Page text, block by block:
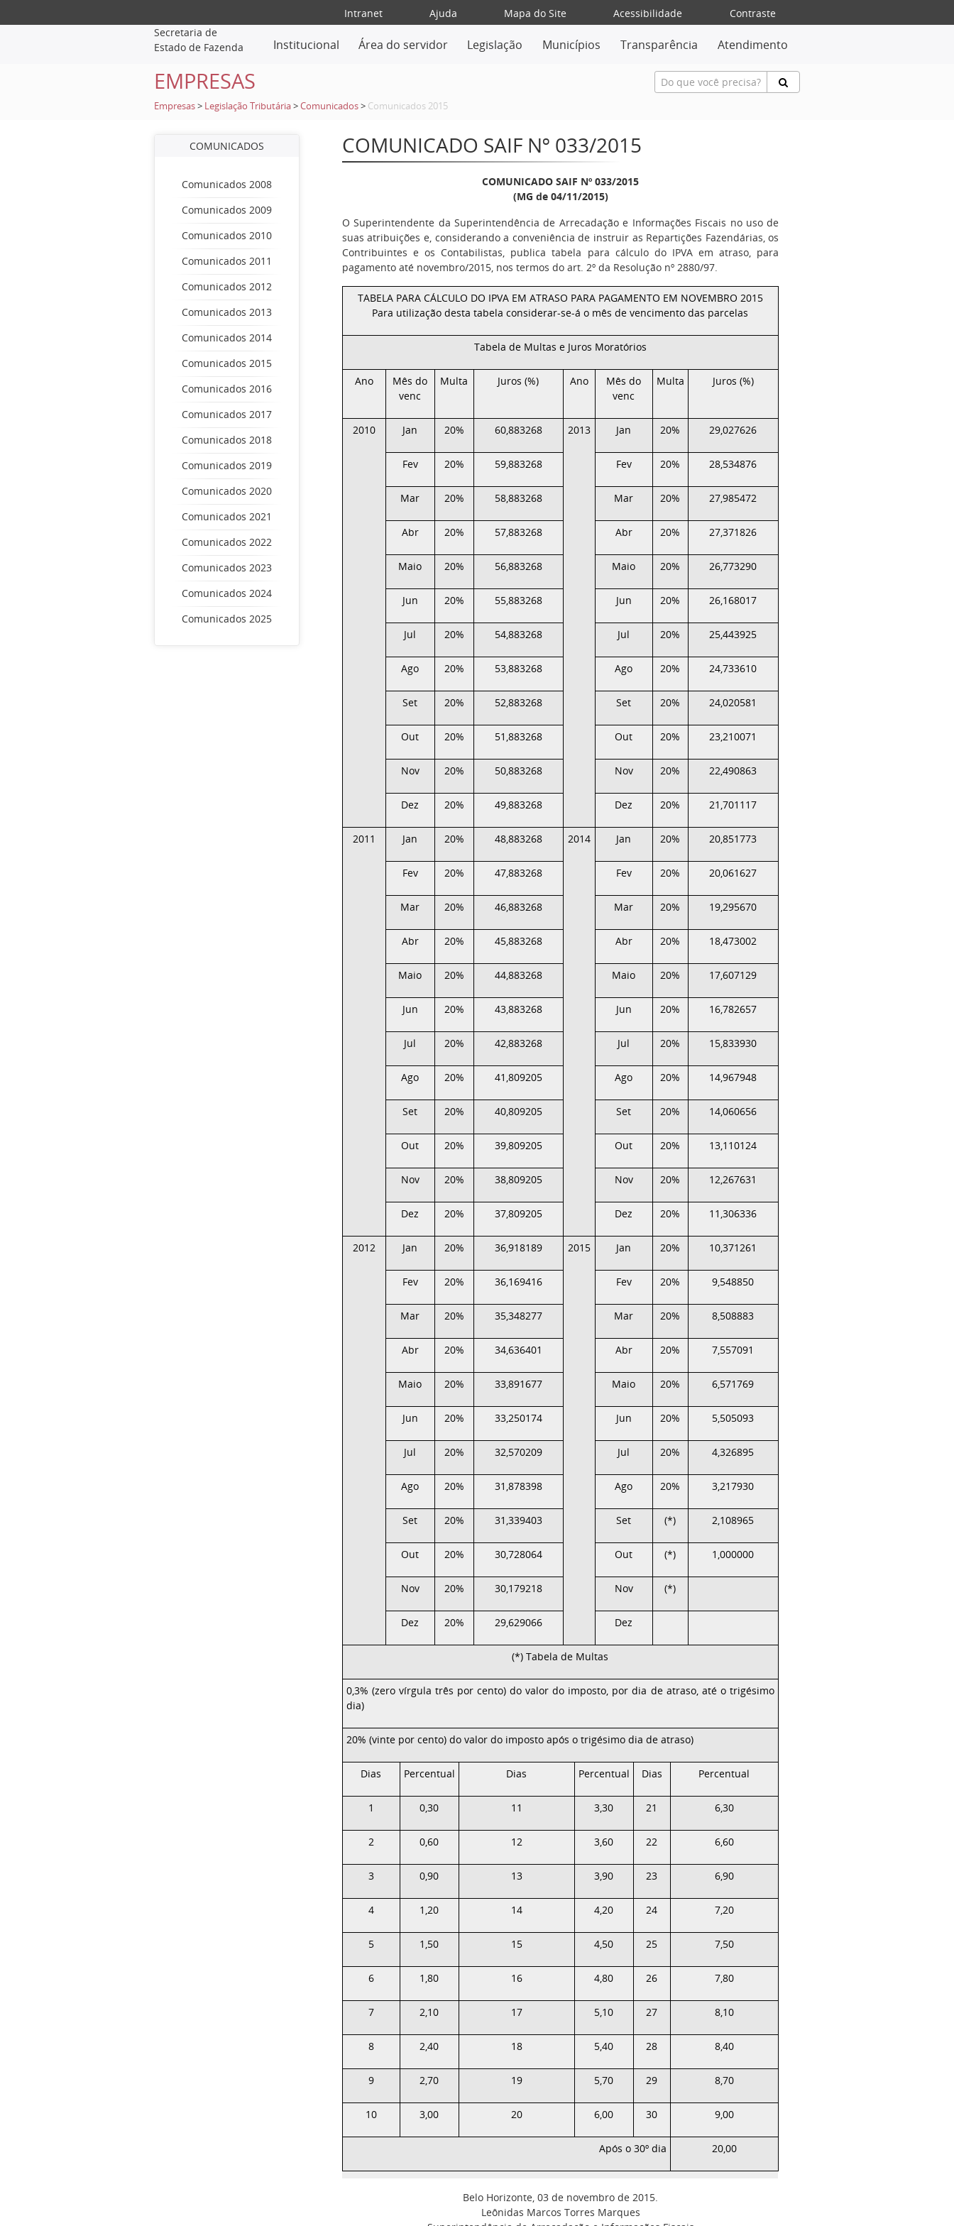
Intranet Ajuda Mapa do Site Acessibilidade
Contraste
Secretaria de
Estado de Fazenda
Institucional Área do servidor Legislação Municípios Transparência Atendimento
EMPRESAS
Empresas > Legislação Tributária >Comunicados > Comunicados 2015
COMUNICADOS
Comunicados 2008
Comunicados 2009
Comunicados 2010
Comunicados 2011
Comunicados 2012
Comunicados 2013
Comunicados 2014
Comunicados 2015
Comunicados 2016
Comunicados 2017
Comunicados 2018
Comunicados 2019
Comunicados 2020
Comunicados 2021
Comunicados 2022
Comunicados 2023
Comunicados 2024
Comunicados 2025
COMUNICADO SAIF Nº 033/2015
COMUNICADO SAIF Nº 033/2015
(MG de 04/11/2015)
O Superintendente da Superintendência de Arrecadação e Informações Fiscais no uso de
suas atribuições e, considerando a conveniência de instruir as Repartições Fazendárias, os
Contribuintes e os Contabilistas, publica tabela para cálculo do IPVA em atraso, para
pagamento até novembro/2015, nos termos do art. 2º da Resolução nº 2880/97.
TABELA PARA CÁLCULO DO IPVA EM ATRASO PARA PAGAMENTO EM NOVEMBRO 2015
Para utilização desta tabela considerar-se-á o mês de vencimento das parcelas
Tabela de Multas e Juros Moratórios
Ano
Mês do
venc
Multa Juros (%) Ano
Mês do
venc
Multa Juros (%)
2010 Jan 20% 60,883268 2013 Jan 20% 29,027626
Fev 20% 59,883268 Fev 20% 28,534876
Mar 20% 58,883268 Mar 20% 27,985472
Abr 20% 57,883268 Abr 20% 27,371826
Maio 20% 56,883268 Maio 20% 26,773290
Jun 20% 55,883268 Jun 20% 26,168017
Jul 20% 54,883268 Jul 20% 25,443925
Ago 20% 53,883268 Ago 20% 24,733610
Set 20% 52,883268 Set 20% 24,020581
Out 20% 51,883268 Out 20% 23,210071
Nov 20% 50,883268 Nov 20% 22,490863
Dez 20% 49,883268 Dez 20% 21,701117
2011 Jan 20% 48,883268 2014 Jan 20% 20,851773
Fev 20% 47,883268 Fev 20% 20,061627
Mar 20% 46,883268 Mar 20% 19,295670
Abr 20% 45,883268 Abr 20% 18,473002
Maio 20% 44,883268 Maio 20% 17,607129
Jun 20% 43,883268 Jun 20% 16,782657
Jul 20% 42,883268 Jul 20% 15,833930
Ago 20% 41,809205 Ago 20% 14,967948
Set 20% 40,809205 Set 20% 14,060656
Out 20% 39,809205 Out 20% 13,110124
Nov 20% 38,809205 Nov 20% 12,267631
Dez 20% 37,809205 Dez 20% 11,306336
2012 Jan 20% 36,918189 2015 Jan 20% 10,371261
Fev 20% 36,169416 Fev 20% 9,548850
Mar 20% 35,348277 Mar 20% 8,508883
Abr 20% 34,636401 Abr 20% 7,557091
Maio 20% 33,891677 Maio 20% 6,571769
Jun 20% 33,250174 Jun 20% 5,505093
Jul 20% 32,570209 Jul 20% 4,326895
Ago 20% 31,878398 Ago 20% 3,217930
Set 20% 31,339403 Set (*) 2,108965
Out 20% 30,728064 Out (*) 1,000000
Nov 20% 30,179218 Nov (*)
Dez 20% 29,629066 Dez
(*) Tabela de Multas
0,3% (zero vírgula três por cento) do valor do imposto, por dia de atraso, até o trigésimo
dia)
20% (vinte por cento) do valor do imposto após o trigésimo dia de atraso)
Dias Percentual Dias Percentual Dias Percentual
1 0,30 11 3,30 21 6,30
2 0,60 12 3,60 22 6,60
3 0,90 13 3,90 23 6,90
4 1,20 14 4,20 24 7,20
5 1,50 15 4,50 25 7,50
6 1,80 16 4,80 26 7,80
7 2,10 17 5,10 27 8,10
8 2,40 18 5,40 28 8,40
9 2,70 19 5,70 29 8,70
10 3,00 20 6,00 30 9,00
Após o 30º dia 20,00
Belo Horizonte, 03 de novembro de 2015.
Leônidas Marcos Torres Marques